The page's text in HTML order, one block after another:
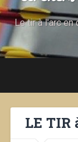
Le tir à l'arc en
LE TIR